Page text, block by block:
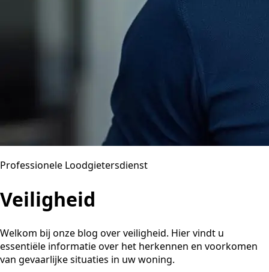
Professionele Loodgietersdienst
Veiligheid
Welkom bij onze blog over veiligheid. Hier vindt u
essentiële informatie over het herkennen en voorkomen
van gevaarlijke situaties in uw woning.